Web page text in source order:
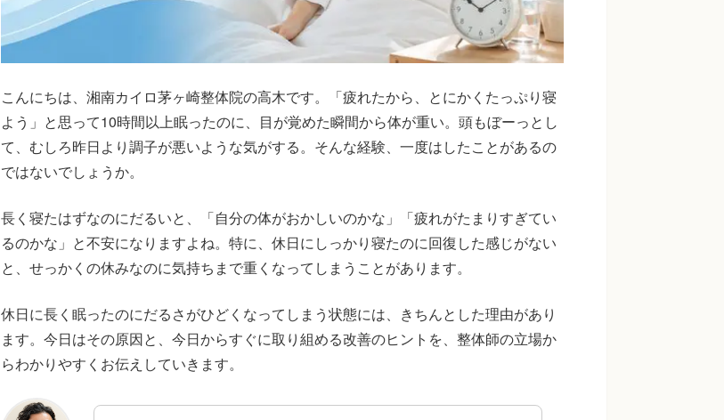
こんにちは、湘南カイロ茅ヶ崎整体院の高木です。「疲れたから、とにかくたっぷり寝
よう」と思って10時間以上眠ったのに、目が覚めた瞬間から体が重い。頭もぼーっとし
て、むしろ昨日より調子が悪いような気がする。そんな経験、一度はしたことがあるの
ではないでしょうか。
長く寝たはずなのにだるいと、「自分の体がおかしいのかな」「疲れがたまりすぎてい
るのかな」と不安になりますよね。特に、休日にしっかり寝たのに回復した感じがない
と、せっかくの休みなのに気持ちまで重くなってしまうことがあります。
休日に長く眠ったのにだるさがひどくなってしまう状態には、きちんとした理由があり
ます。今日はその原因と、今日からすぐに取り組める改善のヒントを、整体師の立場か
らわかりやすくお伝えしていきます。